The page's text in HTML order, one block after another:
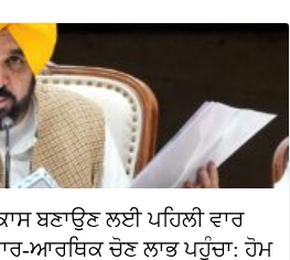
ਬਣਾਉਣ ਲਈ ਪਹਿਲੀ ਵਾਰ
ਆਰਥਿਕ ਚੋਣ ਲਾਭ ਪਹੁੰਚਾ: ਹੋਮ